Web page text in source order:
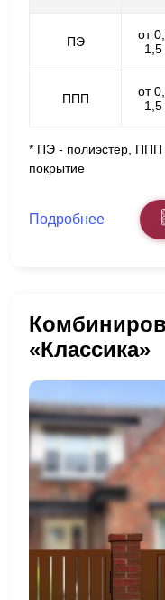
ПЭ
от
ППП
от
* ПЭ - полиэстер,
покрытие
Подробнее
«Классика»